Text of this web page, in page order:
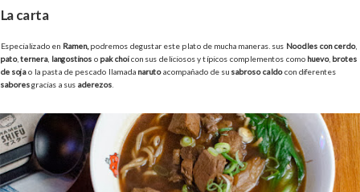
La carta
Especializado en Ramen, podremos degustar este plato de mucha maneras. sus Noodles con cerdo,
pato, ternera, langostinos o pak choicon sus deliciosos y típicos complementos como huevo, brotes
de sojao la pasta de pescado llamada narutoacompañado de su sabroso caldocon diferentes
saboresgracias a sus aderezos